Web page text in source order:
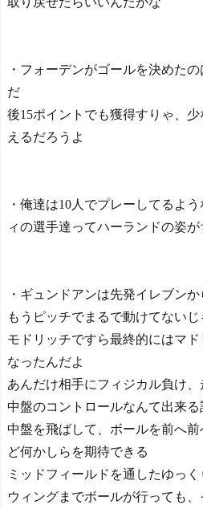
・フォーデンがゴールを決めた
だ
後15ポイントでも獲得すりゃ、
えるだろうよ
・俺達は10人でプレーしてるよ
ィの選手達ってハーランドの姿
・ギュンドアンは先発イレブン
もうピッチでまるで動けてない
モドリッチですら最終的にはマ
なったんだよ
あんだけ相手にフィジカル負け
中盤のコントロールなんて出来る
中盤を飛ばして、ボールを前へ
ど何かしらを期待できる
ミッドフィールドを通したゆっ
ウィングまでボールが行っても